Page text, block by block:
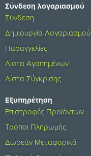
Σύνδεση λογαριασμού
Σύνδεση
Δημιουργία Λογαριασμού
Παραγγελίες
Λίστα Αγαπημένων
Λίστα Σύγκρισης
Εξυπηρέτηση
Επιστροφές Προϊόντων
Τρόποι Πληρωμής
Δωρεάν Μεταφορικά